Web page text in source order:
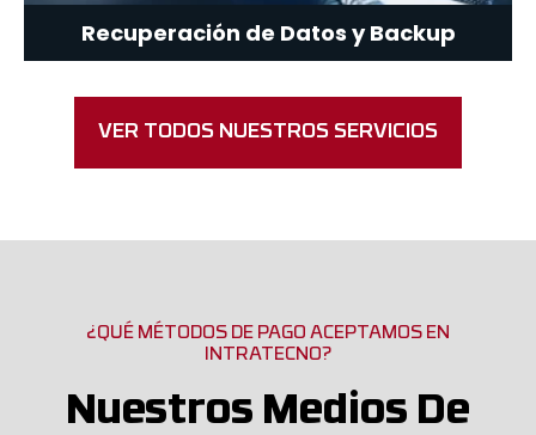
Recuperación de Datos y Backup
VER TODOS NUESTROS SERVICIOS
¿QUÉ MÉTODOS DE PAGO ACEPTAMOS EN
INTRATECNO?
Nuestros Medios De